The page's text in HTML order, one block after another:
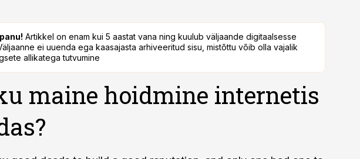
Artikkel on enam kui 5 aastat vana ning kuulub väljaande digitaalsesse
ei uuenda ega kaasajasta arhiveeritud sisu, mistõttu võib olla vajalik
allikatega tutvumine
maine hoidmine internetis